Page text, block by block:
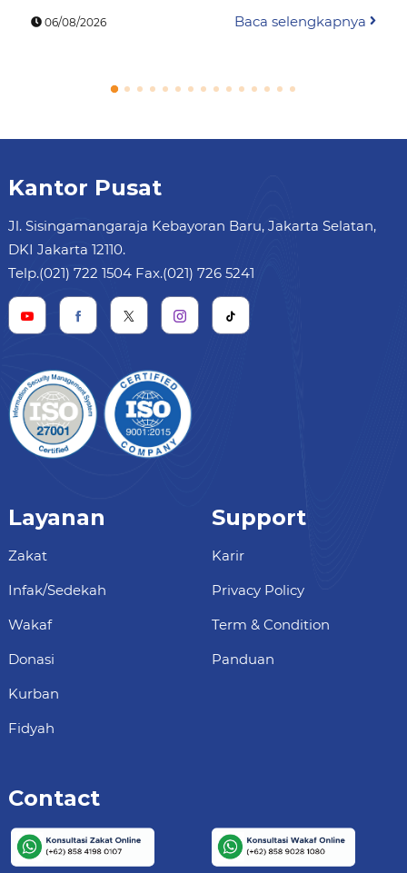
06/08/2026 Baca selengkapnya
Kantor Pusat
Jl. Sisingamangaraja Kebayoran Baru, Jakarta Selatan,
DKI Jakarta 12110.
Telp.(021) 722 1504 Fax.(021) 726 5241
Layanan
Zakat
Infak/Sedekah
Wakaf
Donasi
Kurban
Fidyah
Support
Karir
Privacy Policy
Term & Condition
Panduan
Contact